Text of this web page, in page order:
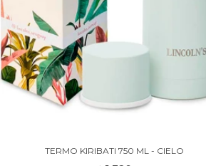
TERMO KIRIBATI 750 ML - CIELO